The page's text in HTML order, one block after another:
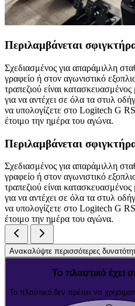
Περιλαμβάνεται
Σχεδιασμένος για απαράμιλλη
γραφείο ή στον αγωνιστικό
τραπεζιού είναι
για να αντέχει σε όλα τα στυλ
να υπολογίζετε στο Logitech G
έτοιμο την ημέρα του αγώνα.
Περιλαμβάνεται
Σχεδιασμένος για απαράμιλλη
γραφείο ή στον αγωνιστικό
τραπεζιού είναι
για να αντέχει σε όλα τα στυλ
να υπολογίζετε στο Logitech G
έτοιμο την ημέρα του αγώνα.
Ανακαλύψτε περισσότερες
Το πλαστικό έχει
Το πλαστικό δεν πρέπει να